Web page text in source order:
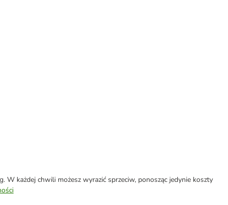
każdej chwili możesz wyrazić sprzeciw, ponosząc jedynie koszty